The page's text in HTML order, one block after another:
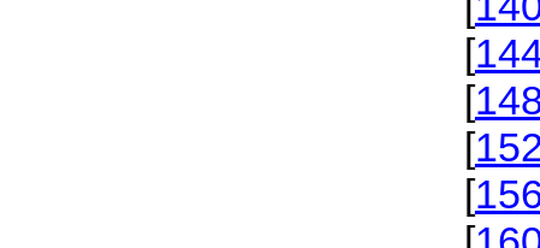
[
[
[
[